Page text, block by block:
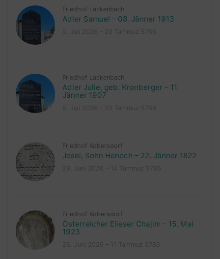
Friedhof Lackenbach
Adler Samuel – 08. Jänner 1913
Friedhof Lackenbach
Adler Julie, geb. Kronberger – 11.
Jänner 1907
Friedhof Kobersdorf
Josel, Sohn Henoch – 22. Jänner 1822
Friedhof Kobersdorf
Österreicher Elieser Chajim – 15. Mai
1923